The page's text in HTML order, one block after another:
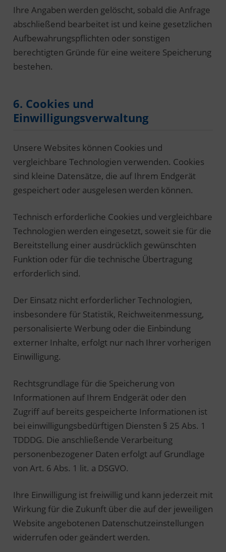
Ihre Angaben werden gelöscht, sobald die Anfrage
abschließend bearbeitet ist und keine gesetzlichen
Aufbewahrungspflichten oder sonstigen
berechtigten Gründe für eine weitere Speicherung
bestehen.
6. Cookies und
Einwilligungsverwaltung
Unsere Websites können Cookies und
vergleichbare Technologien verwenden. Cookies
sind kleine Datensätze, die auf Ihrem Endgerät
gespeichert oder ausgelesen werden können.
Technisch erforderliche Cookies und vergleichbare
Technologien werden eingesetzt, soweit sie für die
Bereitstellung einer ausdrücklich gewünschten
Funktion oder für die technische Übertragung
erforderlich sind.
Der Einsatz nicht erforderlicher Technologien,
insbesondere für Statistik, Reichweitenmessung,
personalisierte Werbung oder die Einbindung
externer Inhalte, erfolgt nur nach Ihrer vorherigen
Einwilligung.
Rechtsgrundlage für die Speicherung von
Informationen auf Ihrem Endgerät oder den
Zugriff auf bereits gespeicherte Informationen ist
bei einwilligungsbedürftigen Diensten § 25 Abs. 1
TDDDG. Die anschließende Verarbeitung
personenbezogener Daten erfolgt auf Grundlage
von Art. 6 Abs. 1 lit. a DSGVO.
Ihre Einwilligung ist freiwillig und kann jederzeit mit
Wirkung für die Zukunft über die auf der jeweiligen
Website angebotenen Datenschutzeinstellungen
widerrufen oder geändert werden.